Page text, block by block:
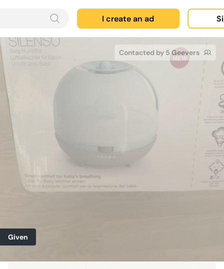
I create an ad
Contacted by 5 Geevers
Given